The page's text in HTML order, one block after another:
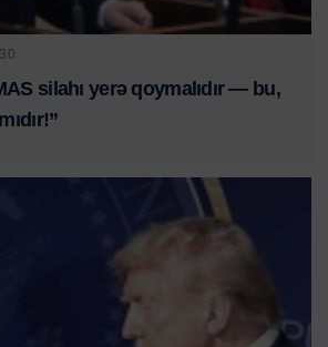
silahı yerə qoymalıdır — bu,